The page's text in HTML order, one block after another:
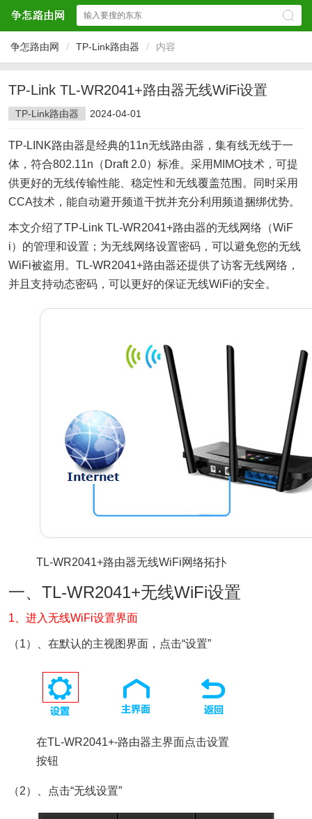
争怎路由网 / TP-Link路由器 / 内容
TP-Link TL-WR2041+路由器无线WiFi设置
TP-Link路由器 2024-04-01
TP-LINK路由器是经典的11n无线路由器，集有线无线于一
体，符合802.11n（Draft 2.0）标准。采用MIMO技术，可提
供更好的无线传输性能、稳定性和无线覆盖范围。同时采用
CCA技术，能自动避开频道干扰并充分利用频道捆绑优势。
本文介绍了TP-Link TL-WR2041+路由器的无线网络（WiF
i）的管理和设置；为无线网络设置密码，可以避免您的无线
WiFi被盗用。TL-WR2041+路由器还提供了访客无线网络，
并且支持动态密码，可以更好的保证无线WiFi的安全。
TL-WR2041+路由器无线WiFi网络拓扑
一、TL-WR2041+无线WiFi设置
1、进入无线WiFi设置界面
（1）、在默认的主视图界面，点击“设置”
在TL-WR2041+-路由器主界面点击设置
按钮
（2）、点击“无线设置”